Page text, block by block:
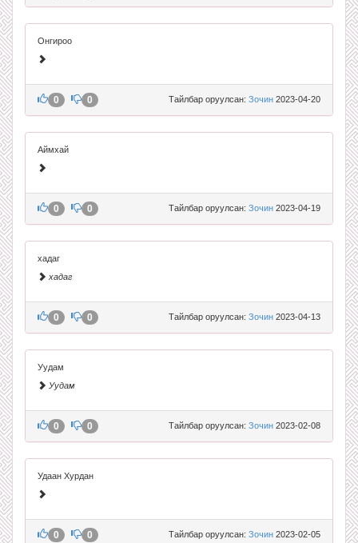
Онгироо
Тайлбар оруулсан: Зочин 2023-04-20
0 0
Аймхай
Тайлбар оруулсан: Зочин 2023-04-19
0 0
хадаг
хадаг
Тайлбар оруулсан: Зочин 2023-04-13
0 0
Уудам
Уудам
Тайлбар оруулсан: Зочин 2023-02-08
0 0
Удаан Хурдан
Тайлбар оруулсан: Зочин 2023-02-05
0 0